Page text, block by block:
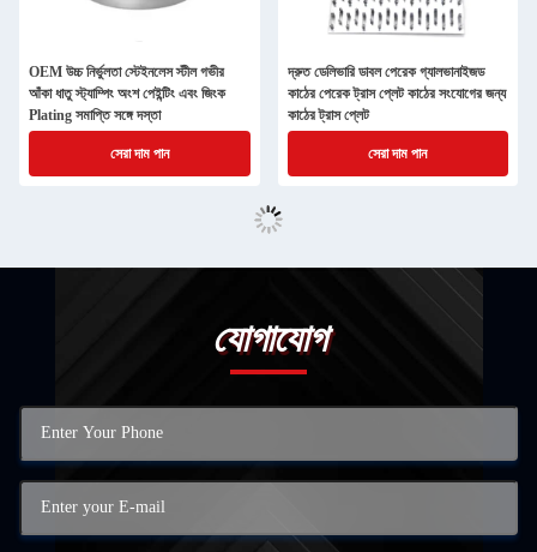
OEM উচ্চ নির্ভুলতা স্টেইনলেস স্টীল গভীর
আঁকা ধাতু স্ট্যাম্পিং অংশ পেইন্টিং এবং জিংক
Plating সমাপ্তি সঙ্গে দস্তা
সেরা দাম পান
দ্রুত ডেলিভারি ডাবল পেরেক গ্যালভানাইজড
কাঠের পেরেক ট্রাস প্লেট কাঠের সংযোগের জন্য
কাঠের ট্রাস প্লেট
সেরা দাম পান
যোগাযোগ